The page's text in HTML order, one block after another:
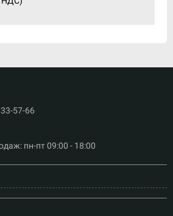
57-66
пн-пт 09:00 - 18:00